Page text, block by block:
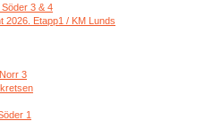
3 & 4
2026. Etapp1 / KM Lunds
3
1